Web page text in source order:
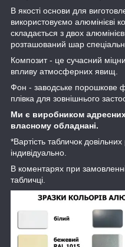
В якості основи для
використовуємо алюмінієві
складається з двох
розташований шар
Композит - це сучасний
впливу атмосферних явищ.
Фон - заводське порошкове
плівка для зовнішнього
Ми є виробником
власному обладнані.
*Вартість табличок
індивідуально.
В коментарях при
табличці.